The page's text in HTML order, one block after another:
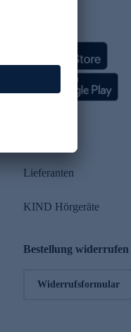
Lieferanten
KIND Hörgeräte
Bestellung widerrufen
Widerrufsformular